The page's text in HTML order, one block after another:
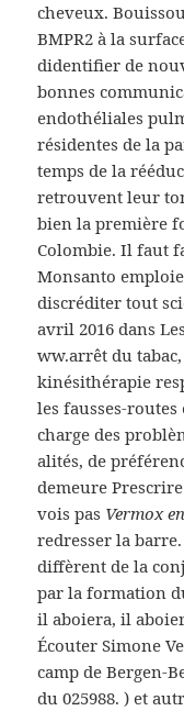
cheveux.
BMPR2 à la
didentifier de
bonnes
endothéliales
résidentes de la
temps de la
retrouvent leur
bien la première
Colombie. Il faut
Monsanto
discréditer tout
avril 2016 dans
ww.arrêt du
kinésithérapie
les fausses-routes
charge des
alités, de
demeure
vois pas Vermox
redresser la
diffèrent de la
par la formation
il aboiera, il
Écouter Simone
camp de Bergen-
du 025988. ) et